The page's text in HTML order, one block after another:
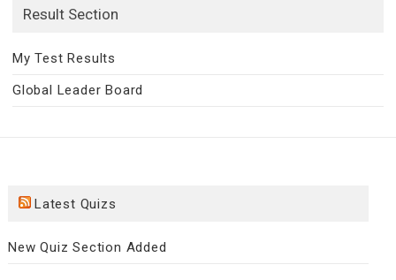
Result Section
My Test Results
Global Leader Board
Latest Quizs
New Quiz Section Added